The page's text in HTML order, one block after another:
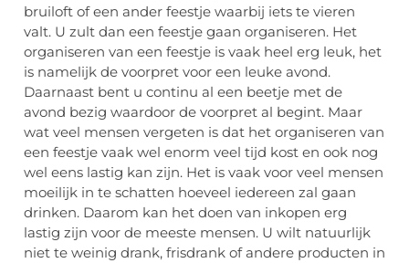
bruiloft of een ander feestje waarbij iets te vieren
valt. U zult dan een feestje gaan organiseren. Het
organiseren van een feestje is vaak heel erg leuk, het
is namelijk de voorpret voor een leuke avond.
Daarnaast bent u continu al een beetje met de
avond bezig waardoor de voorpret al begint. Maar
wat veel mensen vergeten is dat het organiseren van
een feestje vaak wel enorm veel tijd kost en ook nog
wel eens lastig kan zijn. Het is vaak voor veel mensen
moeilijk in te schatten hoeveel iedereen zal gaan
drinken. Daarom kan het doen van inkopen erg
lastig zijn voor de meeste mensen. U wilt natuurlijk
niet te weinig drank, frisdrank of andere producten in